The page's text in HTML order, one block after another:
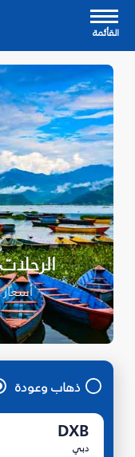
القأئمة
ذهاب وعودة
DXB
دبي